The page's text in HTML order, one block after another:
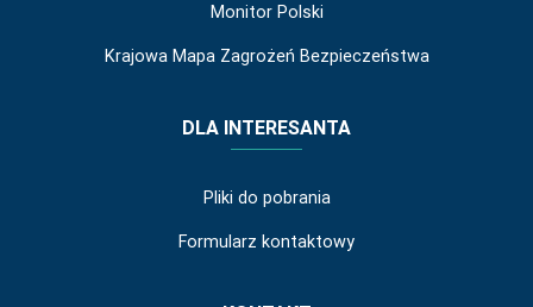
Monitor Polski
Krajowa Mapa Zagrożeń Bezpieczeństwa
DLA INTERESANTA
Pliki do pobrania
Formularz kontaktowy